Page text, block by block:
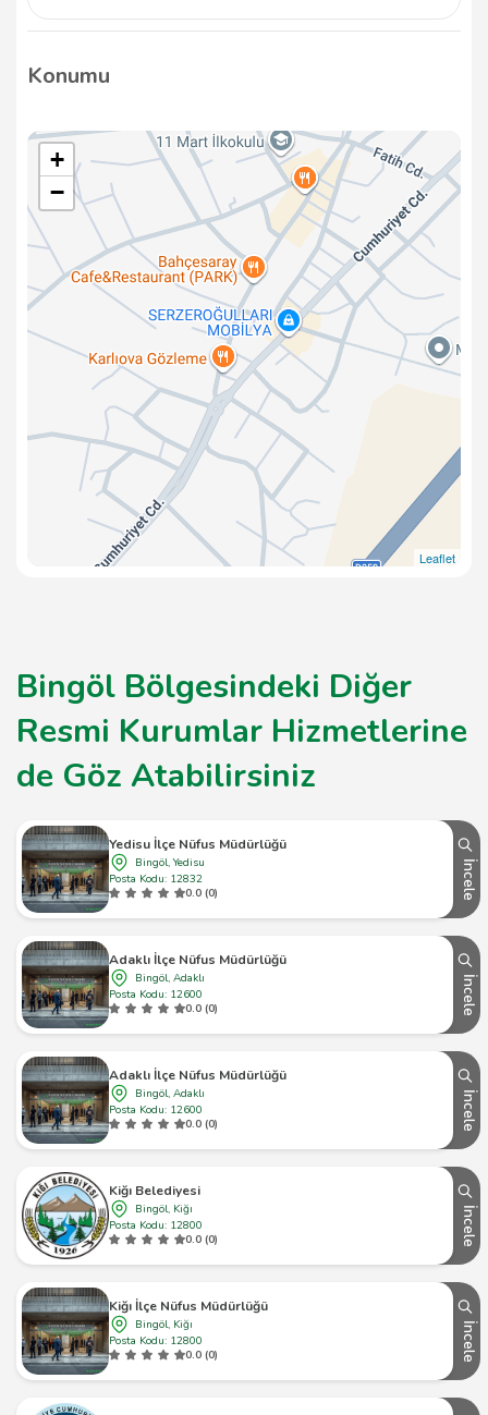
Merkez Ulu Camii, ibadet saatleri dışında da ziyaret
sabah erken saatlerden akşam namazına kadar
Konumu
+
−
Leaflet
Bingöl Bölgesindeki Diğer
Resmi Kurumlar Hizmetlerine
de Göz Atabilirsiniz
Yedisu İlçe Nüfus Müdürlüğü
Bingöl, Yedisu
Posta Kodu: 12832
0.0 (0)
İncele
Adaklı İlçe Nüfus Müdürlüğü
Bingöl, Adaklı
Posta Kodu: 12600
0.0 (0)
İncele
Adaklı İlçe Nüfus Müdürlüğü
Bingöl, Adaklı
Posta Kodu: 12600
0.0 (0)
İncele
Kiğı Belediyesi
Bingöl, Kiğı
Posta Kodu: 12800
0.0 (0)
İncele
Kiğı İlçe Nüfus Müdürlüğü
Bingöl, Kiğı
Posta Kodu: 12800
0.0 (0)
İncele